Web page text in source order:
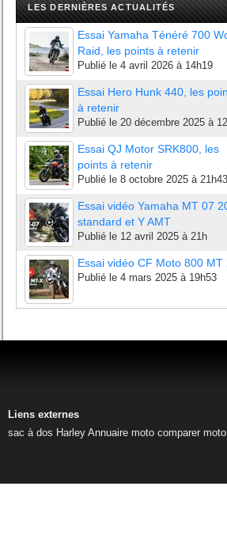
LES DERNIÈRES ACTUALITÉS
Essai Yamaha Ténéré 700
Raid, les points à retenir
Publié le 4 avril 2026 à 14h19
Essai Hero Hunk 440, les
à retenir
Publié le 20 décembre 2025 à
Essai QJ Motor SRK800, les
points à retenir
Publié le 8 octobre 2025 à 21h43
Essai vidéo Yamaha MT 07
standard et Y AMT
Publié le 12 avril 2025 à 21h
Essai vidéo CF Moto 800 MT
Publié le 4 mars 2025 à 19h53
Liens externes
sac à dos Harley Annuaire moto comparer moto